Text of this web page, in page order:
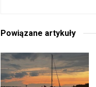
Powiązane artykuły